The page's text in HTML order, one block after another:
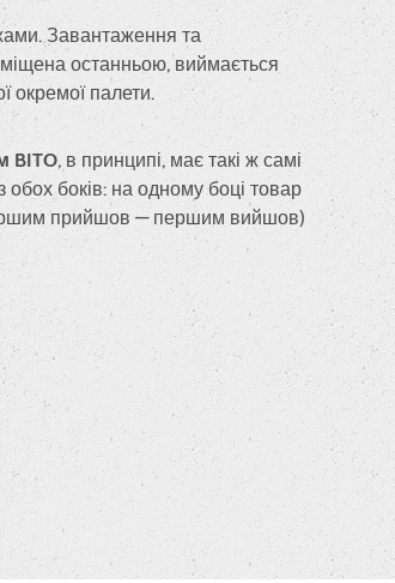
Завантаження та
останньою, виймається
окремої палети.
BITO, в принципі, має такі ж самі
обох боків: на одному боці товар
прийшов — першим вийшов)